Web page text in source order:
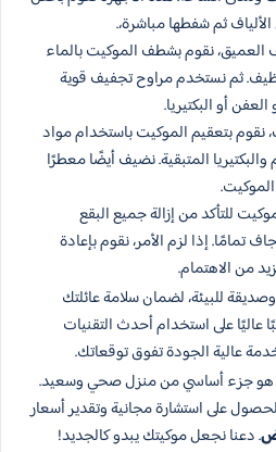
ثم شفطها مباشرة،.
العميق، نقوم بشطف الموكيت بالماء
ثم نستخدم مراوح تجفيف قوية
أو البكتيريا.
نقوم بتعقيم الموكيت باستخدام مواد
المتبقية. نضيف أيضًا معطرًا
للتأكد من إزالة جميع البقع
تمامًا. إذا لزم الأمر، نقوم بإعادة
من الاهتمام.
للبيئة، لضمان سلامة عائلتك
عاليًا على استخدام أحدث التقنيات
عالية الجودة تفوق توقعاتك.
هو جزء أساسي من منزل صحي وسعيد.
على استشارة مجانية وتقدير أسعار
. دعنا نجعل موكيتك يبدو كالجديد!